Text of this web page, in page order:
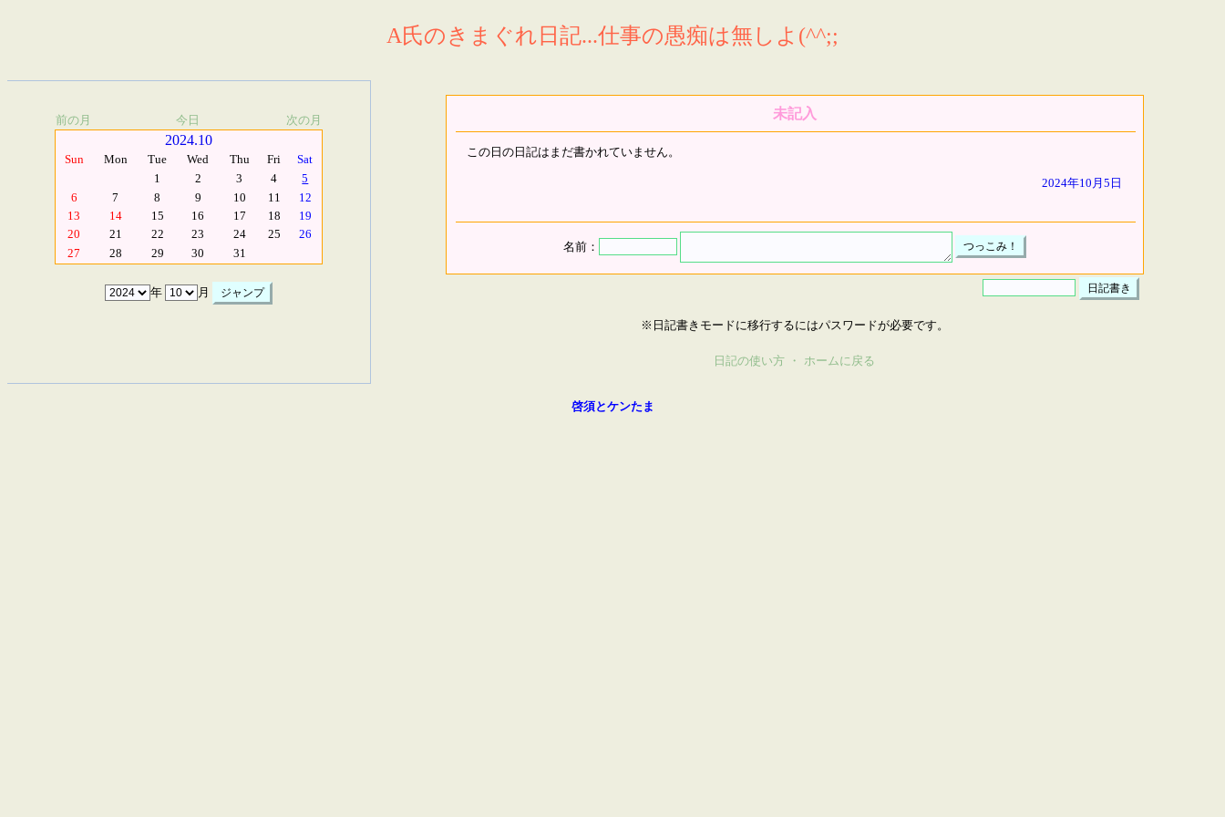
A氏のきまぐれ日記...仕事の愚痴は無しよ(^^;;
前の月 今日 次の月
2024.10
Sun Mon Tue Wed Thu Fri
Sat
1
2 3 4
5
6
7 8 9 10 11
12
13
14 15 16 17 18
19
20
21 22 23 24 25
26
27
28 29 30 31
年 月
未記入
この日の日記はまだ書かれていません。
2024年10月5日
名前：
※日記書きモードに移行するにはパスワードが必要です。
日記の使い方 ・ ホームに戻る
啓須とケンたま